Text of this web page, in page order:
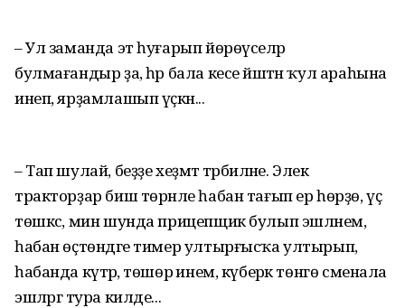
– Ул заманда эт һуғарып йөрөүселәр
булмағандыр ҙа, һәр бала кесе йәштән ҡул араһына
инеп, ярҙамлашып үҫкән...
– Тап шулай, беҙҙе хеҙмәт тәрбиәләне. Элек
тракторҙар биш төрәнле һабан тағып ер һөрҙө, үҫә
төшкәс, мин шунда прицепщик булып эшләнем,
һабан өҫтөндәге тимер ултырғысҡа ултырып,
һабанда күтәрә, төшөрә инем, күберәк төнгө сменала
эшләргә тура килде...